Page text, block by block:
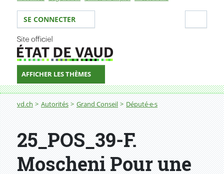
Sous-navigation
Votre identité
SE CONNECTER
AFFICHER LES THÈMES
Fil d'Ariane
vd.ch Autorités Grand Conseil Député·e·s
25_POS_39-F.
Moscheni Pour une